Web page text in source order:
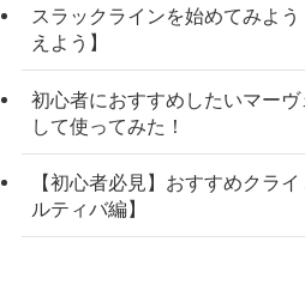
スラックラインを始めてみよ
えよう】
初心者におすすめしたいマー
して使ってみた！
【初心者必見】おすすめクラ
ルティバ編】